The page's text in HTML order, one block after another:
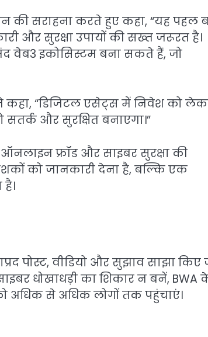
की सराहना करते हुए कहा, “यह पहल
और सुरक्षा उपायों की सख्त जरूरत है।
वेब3 इकोसिस्टम बना सकते हैं, जो
“डिजिटल एसेट्स में निवेश को
और सुरक्षित बनाएगा।”
फ्रॉड और साइबर सुरक्षा की
को जानकारी देना है, बल्कि एक
पोस्ट, वीडियो और सुझाव साझा किए
धोखाधड़ी का शिकार न बनें, BWA
अधिक से अधिक लोगों तक पहुंचाएं।